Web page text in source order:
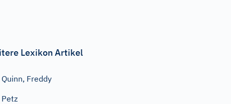
Lexikon Artikel
Quinn, Freddy
Petz